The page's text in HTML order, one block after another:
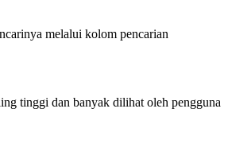
melalui kolom pencarian
tinggi dan banyak dilihat oleh pengguna